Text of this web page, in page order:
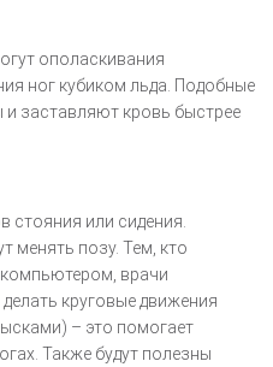
ополаскивания
ног кубиком льда. Подобные
заставляют кровь быстрее
стояния или сидения.
менять позу. Тем, кто
врачи
круговые движения
– это помогает
Также будут полезны